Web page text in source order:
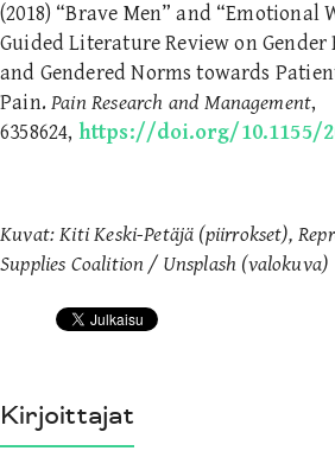
(2018) “Brave Men” and “Emotional
Guided Literature Review on Gender
and Gendered Norms towards
Pain.Pain Research and Management,
6358624, https://doi.org/10.1155/
Kuvat: Kiti Keski-Petäjä (piirrokset),
Supplies Coalition / Unsplash (valokuva)
Kirjoittajat